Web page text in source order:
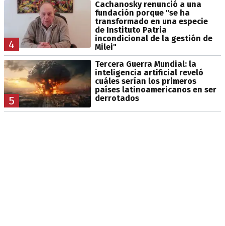
4
Cachanosky renunció a una
fundación porque "se ha
transformado en una especie
de Instituto Patria
incondicional de la gestión de
Milei"
5
Tercera Guerra Mundial: la
inteligencia artificial reveló
cuáles serían los primeros
países latinoamericanos en ser
derrotados